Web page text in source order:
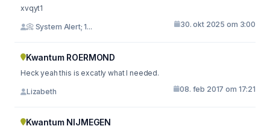
xvqyt1
📀 System Alert; 1... 30. okt 2025 om 3:00
Kwantum ROERMOND
Heck yeah this is excatly what I needed.
Lizabeth 08. feb 2017 om 17:21
Kwantum NIJMEGEN